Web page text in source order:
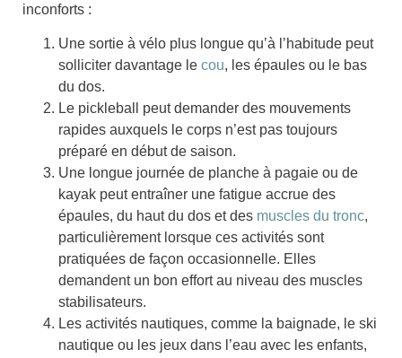
inconforts :
Une sortie à vélo plus longue qu’à l’habitude peut
solliciter davantage le cou, les épaules ou le bas
du dos.
Le pickleball peut demander des mouvements
rapides auxquels le corps n’est pas toujours
préparé en début de saison.
Une longue journée de planche à pagaie ou de
kayak peut entraîner une fatigue accrue des
épaules, du haut du dos et des muscles du tronc,
particulièrement lorsque ces activités sont
pratiquées de façon occasionnelle. Elles
demandent un bon effort au niveau des muscles
stabilisateurs.
Les activités nautiques, comme la baignade, le ski
nautique ou les jeux dans l’eau avec les enfants,